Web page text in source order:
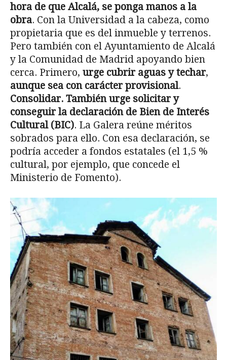
hora de que Alcalá, se ponga manos a la
obra. Con la Universidad a la cabeza, como
propietaria que es del inmueble y terrenos.
Pero también con el Ayuntamiento de Alcalá
y la Comunidad de Madrid apoyando bien
cerca. Primero, urge cubrir aguas y techar,
aunque sea con carácter provisional.
Consolidar. También urge solicitar y
conseguir la declaración de Bien de Interés
Cultural (BIC). La Galera reúne méritos
sobrados para ello. Con esa declaración, se
podría acceder a fondos estatales (el 1,5 %
cultural, por ejemplo, que concede el
Ministerio de Fomento).